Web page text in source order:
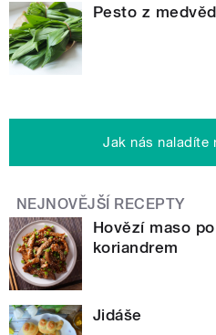
Pesto z
Jak nás naladíte
NEJNOVĚJŠÍ RECEPTY
Hovězí maso
koriandrem
Jidáše